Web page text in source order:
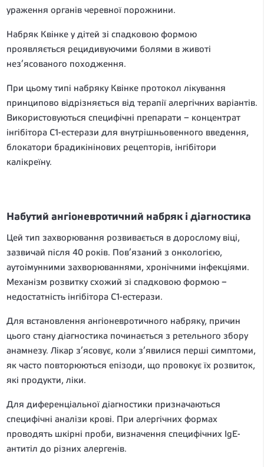
ураження органів черевної порожнини.
Набряк Квінке у дітей зі спадковою формою
проявляється рецидивуючими болями в животі
нез’ясованого походження.
При цьому типі набряку Квінке протокол лікування
принципово відрізняється від терапії алергічних варіантів.
Використовуються специфічні препарати – концентрат
інгібітора C1-естерази для внутрішньовенного введення,
блокатори брадикінінових рецепторів, інгібітори
калікреїну.
Набутий ангіоневротичний набряк і діагностика
Цей тип захворювання розвивається в дорослому віці,
зазвичай після 40 років. Пов’язаний з онкологією,
аутоімунними захворюваннями, хронічними інфекціями.
Механізм розвитку схожий зі спадковою формою –
недостатність інгібітора C1-естерази.
Для встановлення ангіоневротичного набряку, причин
цього стану діагностика починається з ретельного збору
анамнезу. Лікар з’ясовує, коли з’явилися перші симптоми,
як часто повторюються епізоди, що провокує їх розвиток,
які продукти, ліки.
Для диференціальної діагностики призначаються
специфічні аналізи крові. При алергічних формах
проводять шкірні проби, визначення специфічних IgE-
антитіл до різних алергенів.